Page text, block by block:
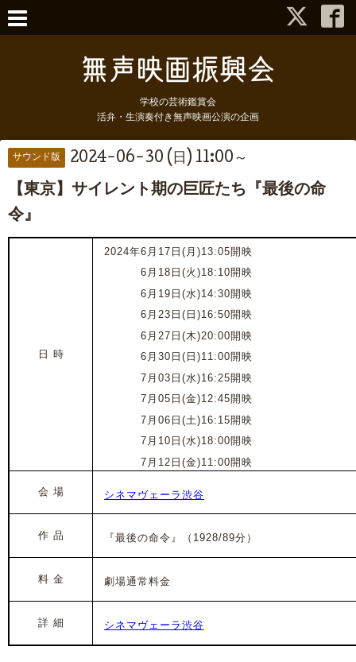
学校の芸術鑑賞会
活弁・生演奏付き無声映画公演の企画
サウンド版 2024-06-30 (日) 11:00～
【東京】サイレント期の巨匠たち『最後の命
令』
日 時
2024年6月17日(月)13:05開映
6月18日(火)18:10開映
6月19日(水)14:30開映
6月23日(日)16:50開映
6月27日(木)20:00開映
6月30日(日)11:00開映
7月03日(水)16:25開映
7月05日(金)12:45開映
7月06日(土)16:15開映
7月10日(水)18:00開映
7月12日(金)11:00開映
会 場 シネマヴェーラ渋谷
作 品 『最後の命令』 （1928/89分）
料 金 劇場通常料金
詳 細 シネマヴェーラ渋谷